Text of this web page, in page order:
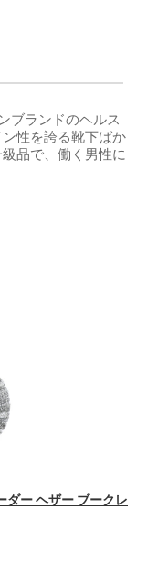
ブランドのヘルス
性を誇る靴下ばか
品で、働く男性に
ー ヘザー ブークレ